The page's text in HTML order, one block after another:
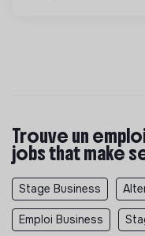
Trouve un
jobs that make
Stage Business
Emploi Business